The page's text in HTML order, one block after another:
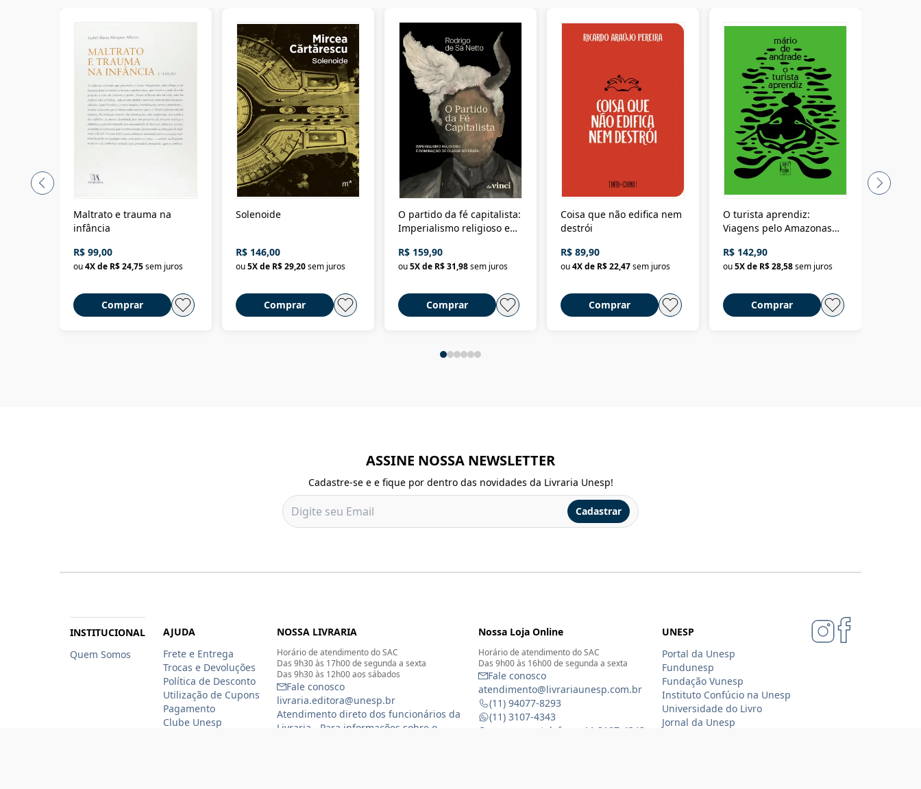
Maltrato e trauma na
infância
R$ 99,00
ou4X de R$ 24,75sem juros
Comprar
Solenoide
R$ 146,00
ou5X de R$ 29,20sem juros
Comprar
O partido da fé capitalista:
Imperialismo religioso e
Brasil
R$ 159,90
ou5X de R$ 31,98sem juros
Comprar
Coisa que não edifica nem
destrói
R$ 89,90
ou4X de R$ 22,47sem juros
Comprar
O turista aprendiz:
Viagens pelo Amazonas
até a Bolívia e por Marajó
até dizer chega
R$ 142,90
ou5X de R$ 28,58sem juros
Comprar
ASSINE NOSSA NEWSLETTER
Cadastre-se e e fique por dentro das novidades da Livraria Unesp!
Cadastrar
INSTITUCIONAL
Quem Somos
AJUDA
Frete e Entrega
Trocas e Devoluções
Política de Desconto
Utilização de Cupons
Pagamento
Clube Unesp
NOSSA LIVRARIA
Horário de atendimento do SAC
Das 9h30 às 17h00 de segunda a sexta
Das 9h30 às 12h00 aos sábados
Fale conosco
livraria.editora@unesp.br
Atendimento direto dos funcionários da
Livraria - Para informações sobre o
Nossa Loja Online
Horário de atendimento do SAC
Das 9h00 às 16h00 de segunda a sexta
Fale conosco
atendimento@livrariaunesp.com.br
(11) 94077-8293
(11) 3107-4343
Compras por telefone: 11 3107-4343
UNESP
Portal da Unesp
Fundunesp
Fundação Vunesp
Instituto Confúcio na Unesp
Universidade do Livro
Jornal da Unesp